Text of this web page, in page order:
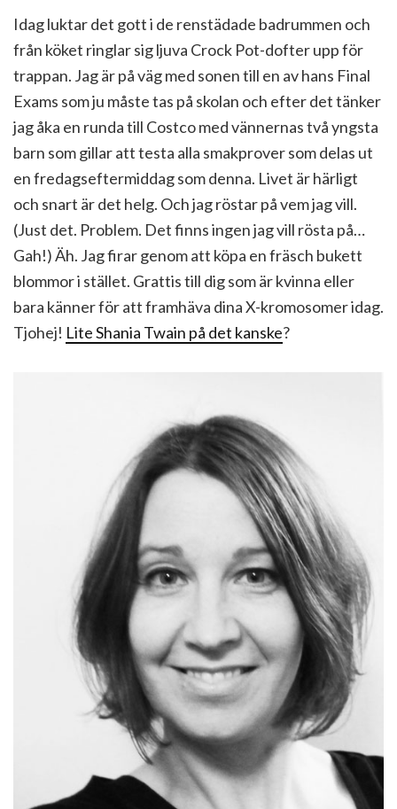
Idag luktar det gott i de renstädade badrummen och
från köket ringlar sig ljuva Crock Pot-dofter upp för
trappan. Jag är på väg med sonen till en av hans Final
Exams som ju måste tas på skolan och efter det tänker
jag åka en runda till Costco med vännernas två yngsta
barn som gillar att testa alla smakprover som delas ut
en fredagseftermiddag som denna. Livet är härligt
och snart är det helg. Och jag röstar på vem jag vill.
(Just det. Problem. Det finns ingen jag vill rösta på…
Gah!) Äh. Jag firar genom att köpa en fräsch bukett
blommor i stället. Grattis till dig som är kvinna eller
bara känner för att framhäva dina X-kromosomer idag.
Tjohej! Lite Shania Twain på det kanske?